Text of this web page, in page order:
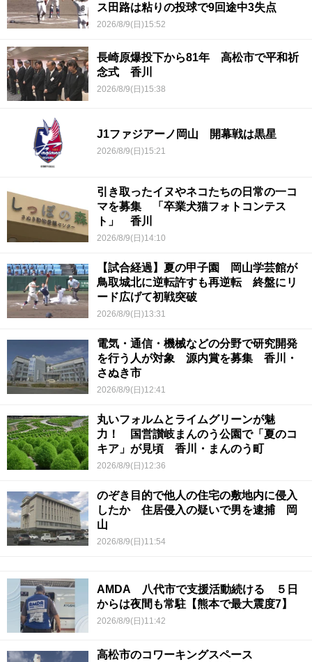
ス田路は粘りの投球で9回途中3失点
2026/8/9(日)15:52
長崎原爆投下から81年 高松市で平和祈
念式 香川
2026/8/9(日)15:38
J1ファジアーノ岡山 開幕戦は黒星
2026/8/9(日)15:21
引き取ったイヌやネコたちの日常の一コ
マを募集 「卒業犬猫フォトコンテス
ト」 香川
2026/8/9(日)14:10
【試合経過】夏の甲子園 岡山学芸館が
鳥取城北に逆転許すも再逆転 終盤にリ
ード広げて初戦突破
2026/8/9(日)13:31
電気・通信・機械などの分野で研究開発
を行う人が対象 源内賞を募集 香川・
さぬき市
2026/8/9(日)12:41
丸いフォルムとライムグリーンが魅
力！ 国営讃岐まんのう公園で「夏のコ
キア」が見頃 香川・まんのう町
2026/8/9(日)12:36
のぞき目的で他人の住宅の敷地内に侵入
したか 住居侵入の疑いで男を逮捕 岡
山
2026/8/9(日)11:54
AMDA 八代市で支援活動続ける ５日
からは夜間も常駐【熊本で最大震度7】
2026/8/9(日)11:42
高松市のコワーキングスペース